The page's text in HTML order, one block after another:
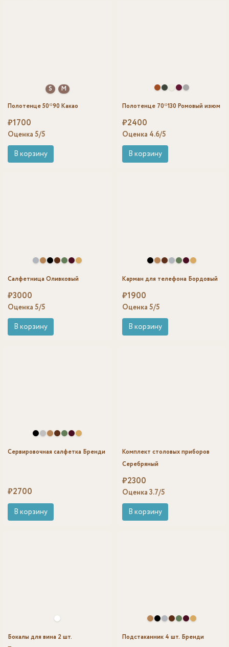
S
M
Полотенце 50*90 Какао
₽1700
Оценка 5/5
В корзину
Полотенце 70*130 Ромовый изюм
₽2400
Оценка 4.6/5
В корзину
Салфетница Оливковый
₽3000
Оценка 5/5
В корзину
Карман для телефона Бордовый
₽1900
Оценка 5/5
В корзину
Сервировочная салфетка Бренди
₽2700
В корзину
Комплект столовых приборов
Серебряный
₽2300
Оценка 3.7/5
В корзину
Бокалы для вина 2 шт.
Подстаканник 4 шт. Бренди